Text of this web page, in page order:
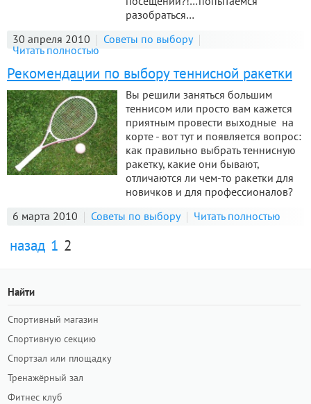
разобраться…
30 апреля 2010
Советы по выбору
Читать полностью
Рекомендации по выбору теннисной ракетки
Вы решили заняться большим
теннисом или просто вам кажется
приятным провести выходные на
корте - вот тут и появляется вопрос:
как правильно выбрать теннисную
ракетку, какие они бывают,
отличаются ли чем-то ракетки для
новичков и для профессионалов?
6 марта 2010
Советы по выбору Читать полностью
назад 1 2
Найти
Спортивный магазин
Спортивную секцию
Спортзал или площадку
Тренажёрный зал
Фитнес клуб